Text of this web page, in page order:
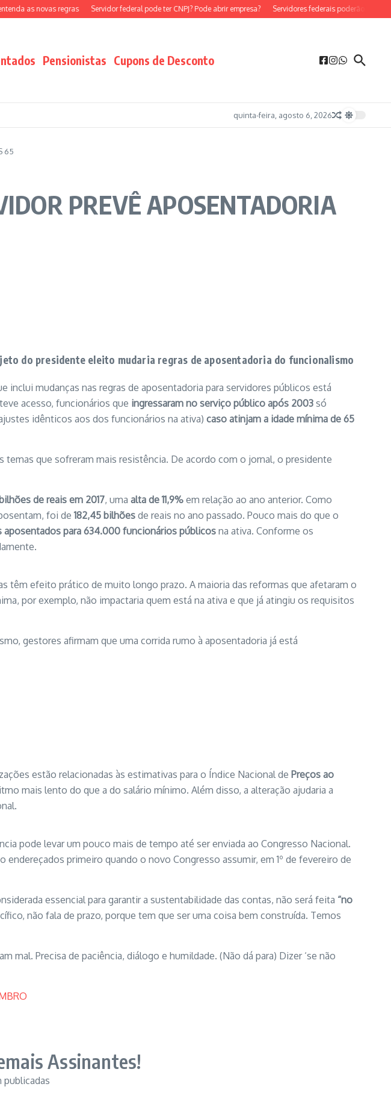
as novas regras Servidor federal pode ter CNPJ? Pode abrir empresa? Servidores federais poderão ser MEI?
Pensionistas Cupons de Desconto
quinta-feira, agosto 6, 2026
65
PREVÊ APOSENTADORIA
do presidente eleito mudaria regras de aposentadoria do funcionalismo
mudanças nas regras de aposentadoria para servidores públicos está
acesso, funcionários que ingressaram no serviço público após 2003 só
idênticos aos dos funcionários na ativa) caso atinjam a idade mínima de 65
que sofreram mais resistência. De acordo com o jornal, o presidente
de reais em 2017, uma alta de 11,9% em relação ao ano anterior. Como
foi de182,45 bilhões de reais no ano passado. Pouco mais do que o
aposentados para 634.000 funcionários públicos na ativa. Conforme os
têm efeito prático de muito longo prazo. A maioria das reformas que afetaram o
por exemplo, não impactaria quem está na ativa e que já atingiu os requisitos
gestores afirmam que uma corrida rumo à aposentadoria já está
estão relacionadas às estimativas para o Índice Nacional de Preços ao
mais lento do que a do salário mínimo. Além disso, a alteração ajudaria a
pode levar um pouco mais de tempo até ser enviada ao Congresso Nacional.
primeiro quando o novo Congresso assumir, em 1º de fevereiro de
essencial para garantir a sustentabilidade das contas, não será feita “no
não fala de prazo, porque tem que ser uma coisa bem construída. Temos
mal. Precisa de paciência, diálogo e humildade. (Não dá para) Dizer ‘se não
Assinantes!
publicadas